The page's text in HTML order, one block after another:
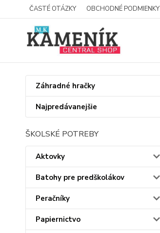
ČASTÉ OTÁZKY OBCHODNÉ PODMIENKY
Záhradné hračky
Najpredávanejšie
ŠKOLSKÉ POTREBY
Aktovky
Batohy pre predškolákov
Peračníky
Papiernictvo